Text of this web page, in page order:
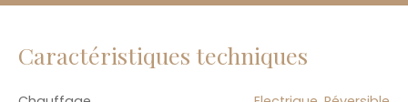
Caractéristiques techniques